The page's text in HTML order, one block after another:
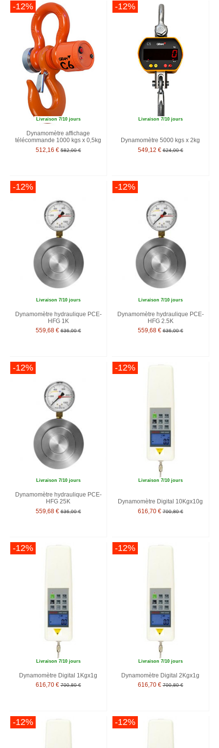
-12%
Livraison 7/10 jours
Dynamomètre affichage
télécommande 1000 kgs x 0,5kg
512,16 € 582,00 €
-12%
Livraison 7/10 jours
Dynamomètre 5000 kgs x 2kg
549,12 € 624,00 €
-12%
Livraison 7/10 jours
Dynamomètre hydraulique PCE-
HFG 1K
559,68 € 636,00 €
-12%
Livraison 7/10 jours
Dynamomètre hydraulique PCE-
HFG 2.5K
559,68 € 636,00 €
-12%
Livraison 7/10 jours
Dynamomètre hydraulique PCE-
HFG 25K
559,68 € 636,00 €
-12%
Livraison 7/10 jours
Dynamomètre Digital 10Kgx10g
616,70 € 700,80 €
-12%
Livraison 7/10 jours
Dynamomètre Digital 1Kgx1g
616,70 € 700,80 €
-12%
Livraison 7/10 jours
Dynamomètre Digital 2Kgx1g
616,70 € 700,80 €
-12% -12%